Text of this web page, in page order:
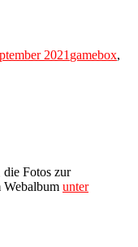
2021gamebox,
die Fotos zur
unter